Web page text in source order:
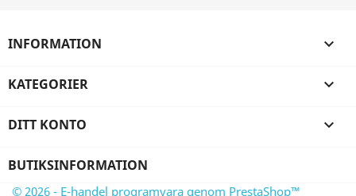
INFORMATION 
KATEGORIER 
DITT KONTO 
BUTIKSINFORMATION
© 2026 - E-handel programvara genom PrestaShop™